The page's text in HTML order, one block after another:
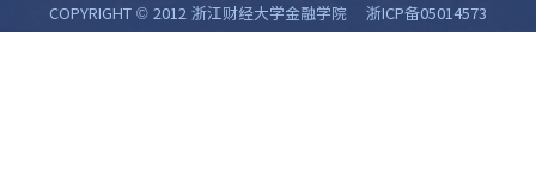
COPYRIGHT © 2012 浙江财经大学金融学院 浙ICP备05014573